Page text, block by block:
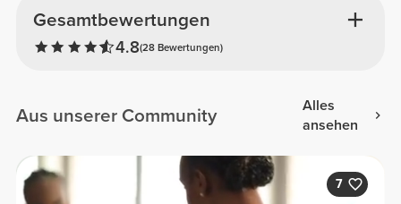
Gesamtbewertungen
4.8(28 Bewertungen)
Aus unserer Community
Alles
ansehen
7